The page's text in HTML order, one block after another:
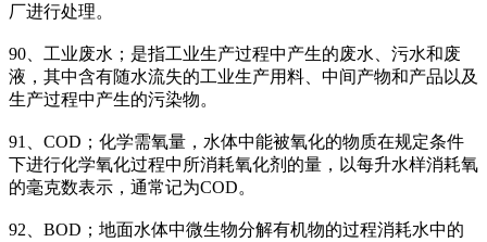
厂进行处理。
90、工业废水；是指工业生产过程中产生的废水、污水和废
液，其中含有随水流失的工业生产用料、中间产物和产品以及
生产过程中产生的污染物。
91、COD；化学需氧量，水体中能被氧化的物质在规定条件
下进行化学氧化过程中所消耗氧化剂的量，以每升水样消耗氧
的毫克数表示，通常记为COD。
92、BOD；地面水体中微生物分解有机物的过程消耗水中的